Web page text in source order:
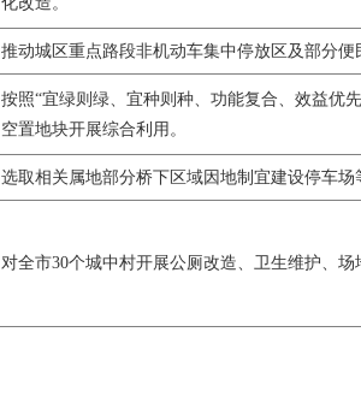
推动城区重点路段非机动车集中停放区及部分
按照“宜绿则绿、宜种则种、功能复合、效益优
空置地块开展综合利用。
选取相关属地部分桥下区域因地制宜建设停车
对全市30个城中村开展公厕改造、卫生维护、